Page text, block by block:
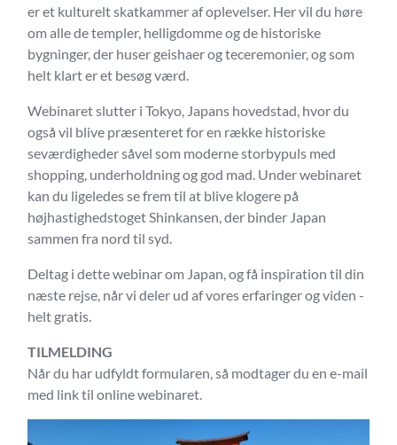
er et kulturelt skatkammer af oplevelser. Her vil du høre
om alle de templer, helligdomme og de historiske
bygninger, der huser geishaer og teceremonier, og som
helt klart er et besøg værd.
Webinaret slutter i Tokyo, Japans hovedstad, hvor du
også vil blive præsenteret for en række historiske
seværdigheder såvel som moderne storbypuls med
shopping, underholdning og god mad. Under webinaret
kan du ligeledes se frem til at blive klogere på
højhastighedstoget Shinkansen, der binder Japan
sammen fra nord til syd.
Deltag i dette webinar om Japan, og få inspiration til din
næste rejse, når vi deler ud af vores erfaringer og viden -
helt gratis.
TILMELDING
Når du har udfyldt formularen, så modtager du en e-mail
med link til online webinaret.